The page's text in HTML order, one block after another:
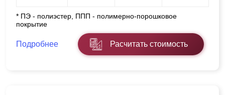
* ПЭ - полиэстер, ППП - полимерно-порошковое
покрытие
Подробнее Расчитать стоимость